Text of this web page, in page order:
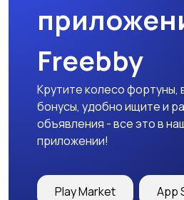
Freebby
Крутите колесо фортуны,
бонусы, удобно ищите и
объявления - все это в
приложении!
Play Market App